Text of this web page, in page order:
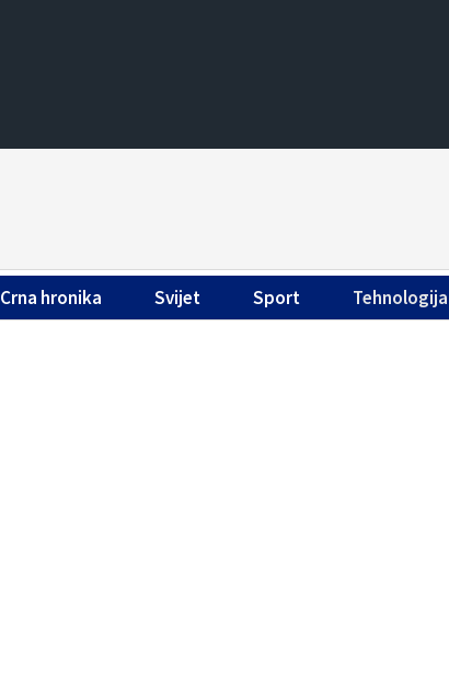
Crna hronika Svijet Sport Tehnologija